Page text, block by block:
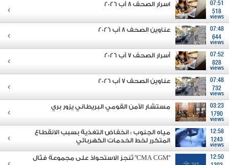
07:51
518
views
اسرار الصحف 8 آب 2026
07:48
644
views
عناوين الصحف 8 آب 2026
07:52
828
views
أسرار الصحف 7 آب 2026
07:48
732
views
عناوين الصحف 7 آب 2026
03:23
1790
views
مستشار الأمن القومي البريطاني يزور بري
12:58
1243
views
مياه الجنوب : انخفاض التغذية بسبب الانقطاع
المتكرر لخط الخدمات الكهربائي
12:50
"CMA CGM" تُنجز الاستحواذ على مجموعة فتّال